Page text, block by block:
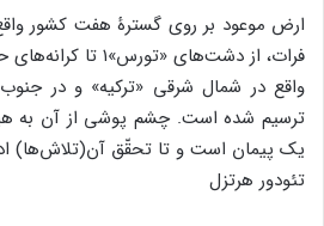
ارض موعود بر روی گسترۀ هفت کشور
فرات، از دشت‌های
واقع در شمال شرقی «ترکیه» و در
ترسیم شده است. چشم پوشی از آن به
یک پیمان است و تا تحقّق آن(تلاش‌ها)
تئودور هرتزل